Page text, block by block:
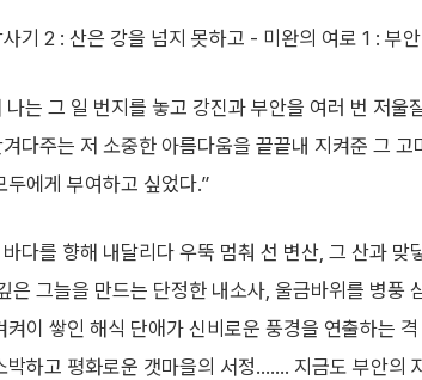
기 2 : 산은 강을 넘지 못하고 - 미완의 여로 1 : 부
는 그 일 번지를 놓고 강진과 부안을 여러 번 저울
다주는 저 소중한 아름다움을 끝끝내 지켜준 그
에게 부여하고 싶었다.”
다를 향해 내달리다 우뚝 멈춰 선 변산, 그 산과 맞
은 그늘을 만드는 단정한 내소사, 울금바위를 병풍
이 쌓인 해식 단애가 신비로운 풍경을 연출하는 격
박하고 평화로운 갯마을의 서정……. 지금도 부안의